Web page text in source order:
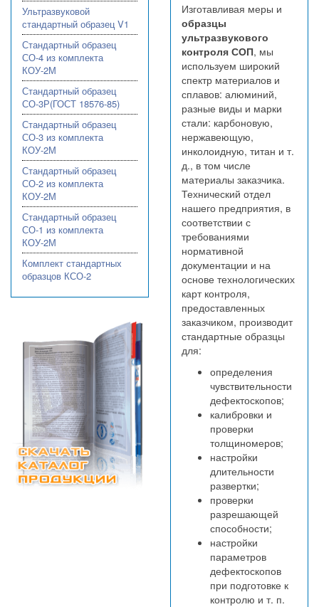
Ультразвуковой
стандартный образец V1
Стандартный образец
СО-4 из комплекта
КОУ-2М
Стандартный образец
СО-3Р(ГОСТ 18576-85)
Стандартный образец
СО-3 из комплекта
КОУ-2М
Стандартный образец
СО-2 из комплекта
КОУ-2М
Стандартный образец
СО-1 из комплекта
КОУ-2М
Комплект стандартных
образцов КСО-2
Изготавливая меры и
образцы
ультразвукового
контроля СОП, мы
используем широкий
спектр материалов и
сплавов: алюминий,
разные виды и марки
стали: карбоновую,
нержавеющую,
инколоидную, титан и т.
д., в том числе
материалы заказчика.
Технический отдел
нашего предприятия, в
соответствии с
требованиями
нормативной
документации и на
основе технологических
карт контроля,
предоставленных
заказчиком, производит
стандартные образцы
для:
определения
чувствительности
дефектоскопов;
калибровки и
проверки
толщиномеров;
настройки
длительности
развертки;
проверки
разрешающей
способности;
настройки
параметров
дефектоскопов
при подготовке к
контролю и т. п.